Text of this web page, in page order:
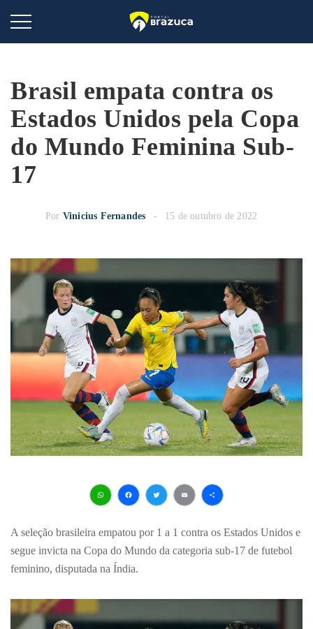
Brasil empata contra os
Estados Unidos pela Copa
do Mundo Feminina Sub-
17
Por Vinicius Fernandes 15 de outubro de 2022
A seleção brasileira empatou por 1 a 1 contra os Estados Unidos e
segue invicta na Copa do Mundo da categoria sub-17 de futebol
feminino, disputada na Índia.